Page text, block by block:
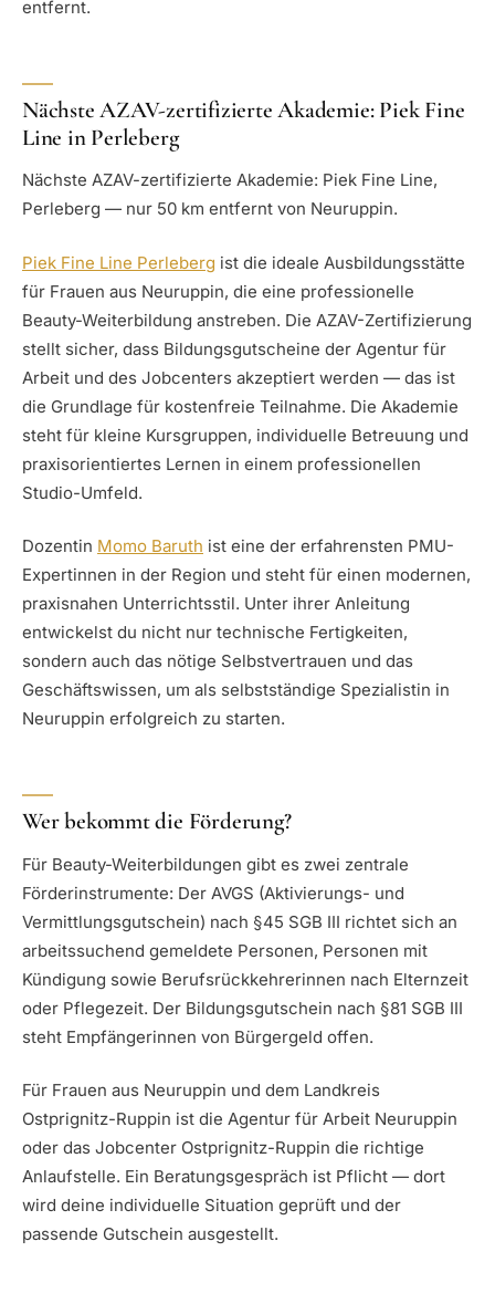
entfernt.
Nächste AZAV-zertifizierte Akademie: Piek Fine
Line in Perleberg
Nächste AZAV-zertifizierte Akademie: Piek Fine Line,
Perleberg — nur 50 km entfernt von Neuruppin.
Piek Fine Line Perleberg ist die ideale Ausbildungsstätte
für Frauen aus Neuruppin, die eine professionelle
Beauty-Weiterbildung anstreben. Die AZAV-Zertifizierung
stellt sicher, dass Bildungsgutscheine der Agentur für
Arbeit und des Jobcenters akzeptiert werden — das ist
die Grundlage für kostenfreie Teilnahme. Die Akademie
steht für kleine Kursgruppen, individuelle Betreuung und
praxisorientiertes Lernen in einem professionellen
Studio-Umfeld.
Dozentin Momo Baruth ist eine der erfahrensten PMU-
Expertinnen in der Region und steht für einen modernen,
praxisnahen Unterrichtsstil. Unter ihrer Anleitung
entwickelst du nicht nur technische Fertigkeiten,
sondern auch das nötige Selbstvertrauen und das
Geschäftswissen, um als selbstständige Spezialistin in
Neuruppin erfolgreich zu starten.
Wer bekommt die Förderung?
Für Beauty-Weiterbildungen gibt es zwei zentrale
Förderinstrumente: Der AVGS (Aktivierungs- und
Vermittlungsgutschein) nach §45 SGB III richtet sich an
arbeitssuchend gemeldete Personen, Personen mit
Kündigung sowie Berufsrückkehrerinnen nach Elternzeit
oder Pflegezeit. Der Bildungsgutschein nach §81 SGB III
steht Empfängerinnen von Bürgergeld offen.
Für Frauen aus Neuruppin und dem Landkreis
Ostprignitz-Ruppin ist die Agentur für Arbeit Neuruppin
oder das Jobcenter Ostprignitz-Ruppin die richtige
Anlaufstelle. Ein Beratungsgespräch ist Pflicht — dort
wird deine individuelle Situation geprüft und der
passende Gutschein ausgestellt.